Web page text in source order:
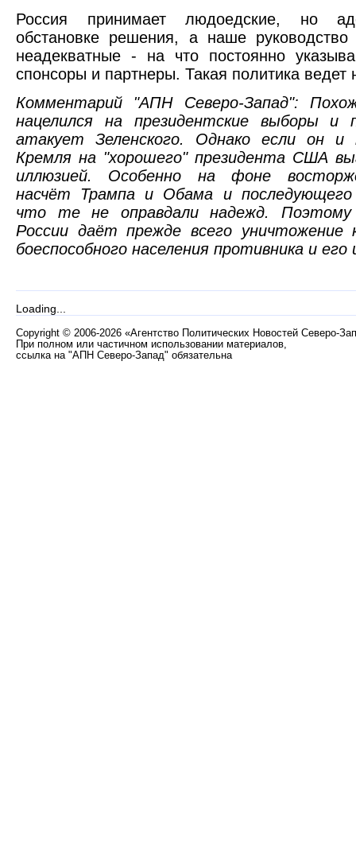
Россия принимает людоедские, но
обстановке решения, а наше
неадекватные - на что постоянно
спонсоры и партнеры. Такая политика ведет
Комментарий "АПН Северо-Запад":
нацелился на президентские выборы и
атакует Зеленского. Однако если он
Кремля на "хорошего" президента США
иллюзией. Особенно на фоне
насчёт Трампа и Обама и последующего
что те не оправдали надежд.
России даёт прежде всего уничтожение
боеспособного населения противника и
Loading...
Copyright © 2006-2026 «Агентство Политических Новостей Северо-
При полном или частичном использовании материалов,
ссылка на "АПН Северо-Запад" обязательна